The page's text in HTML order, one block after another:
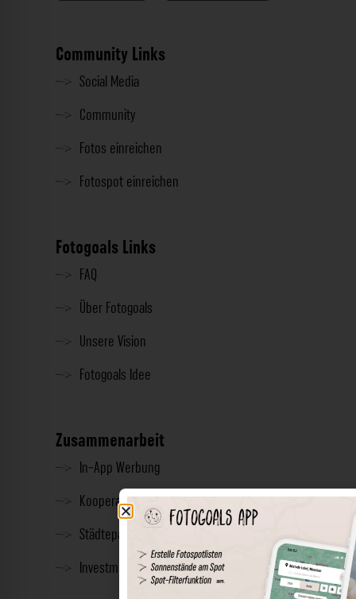
Community Links
Social Media
Community
Fotos einreichen
Fotospot einreichen
Fotogoals Links
FAQ
Über Fotogoals
Unsere Vision
Fotogoals Idee
Zusammenarbeit
In-App Werbung
Kooperationen
Städtepartnerschaft
Investment & Presse